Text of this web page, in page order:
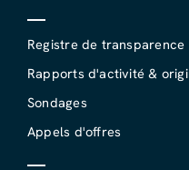
Registre de transparence
Rapports d'activité &
Sondages
Appels d'offres